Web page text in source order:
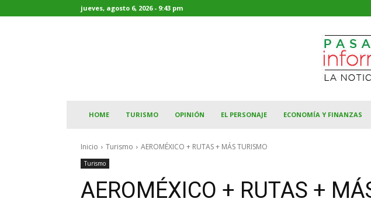
jueves, agosto 6, 2026 - 9:43 pm
HOME TURISMO OPINIÓN EL PERSONAJE ECONOMÍA Y FINANZAS
Inicio Turismo AEROMÉXICO + RUTAS + MÁS TURISMO
Turismo
AEROMÉXICO + RUTAS +